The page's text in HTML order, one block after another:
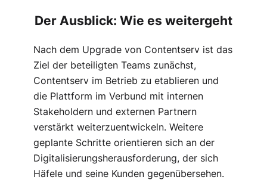
Der Ausblick: Wie es weitergeht
Nach dem Upgrade von Contentserv ist das
Ziel der beteiligten Teams zunächst,
Contentserv im Betrieb zu etablieren und
die Plattform im Verbund mit internen
Stakeholdern und externen Partnern
verstärkt weiterzuentwickeln. Weitere
geplante Schritte orientieren sich an der
Digitalisierungsherausforderung, der sich
Häfele und seine Kunden gegenübersehen.